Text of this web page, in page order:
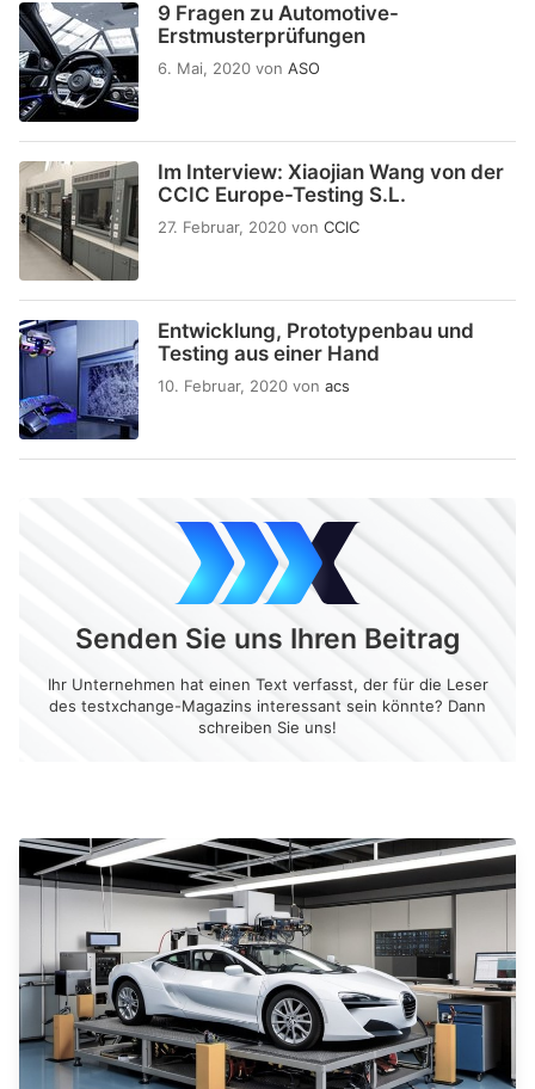
9 Fragen zu Automotive-
Erstmusterprüfungen
6. Mai, 2020 von ASO
Im Interview: Xiaojian Wang von der
CCIC Europe-Testing S.L.
27. Februar, 2020 von CCIC
Entwicklung, Prototypenbau und
Testing aus einer Hand
10. Februar, 2020 von acs
Senden Sie uns Ihren Beitrag
Ihr Unternehmen hat einen Text verfasst, der für die Leser
des testxchange-Magazins interessant sein könnte? Dann
schreiben Sie uns!